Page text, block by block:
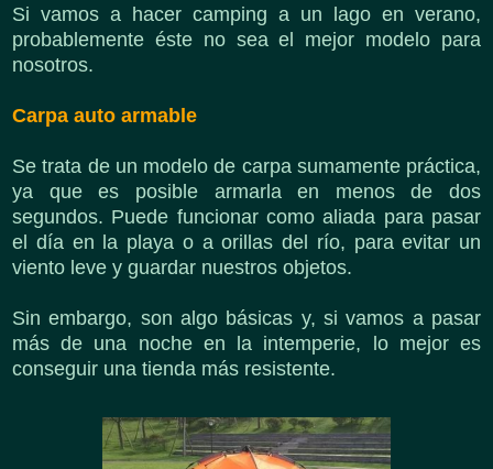
Si vamos a hacer camping a un lago en verano,
probablemente éste no sea el mejor modelo para
nosotros.
Carpa auto armable
Se trata de un modelo de carpa sumamente práctica,
ya que es posible armarla en menos de dos
segundos. Puede funcionar como aliada para pasar
el día en la playa o a orillas del río, para evitar un
viento leve y guardar nuestros objetos.
Sin embargo, son algo básicas y, si vamos a pasar
más de una noche en la intemperie, lo mejor es
conseguir una tienda más resistente.